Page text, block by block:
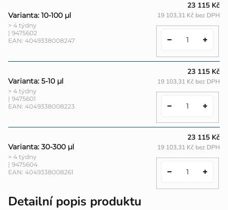
Varianta: 10-100 µl
> 4 týdny
| 9475602
EAN: 4049338008247
23 115 Kč
19 103,31 Kč bez DPH
Varianta: 5-10 µl
> 4 týdny
| 9475601
EAN: 4049338008223
23 115 Kč
19 103,31 Kč bez DPH
Varianta: 30-300 µl
> 4 týdny
| 9475604
EAN: 4049338008261
23 115 Kč
19 103,31 Kč bez DPH
Detailní popis produktu